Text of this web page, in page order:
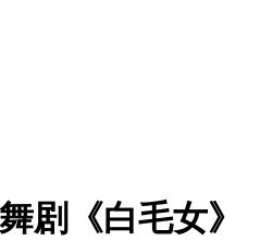
剧《白毛女》